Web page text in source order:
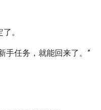
。
手任务，就能回来了。”